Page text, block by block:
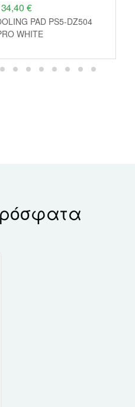
34,40 €
PAD PS5-DZ504
WHITE